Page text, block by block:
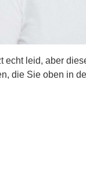
echt leid, aber
die Sie oben in